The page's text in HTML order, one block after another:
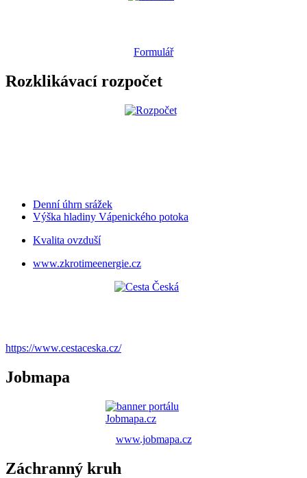
Formulář
Rozklikávací rozpočet
Denní úhrn srážek
Výška hladiny Vápenického potoka
Kvalita ovzduší
www.zkrotimeenergie.cz
https://www.cestaceska.cz/
Jobmapa
www.jobmapa.cz
Záchranný kruh